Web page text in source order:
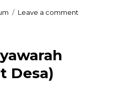
Leave a comment
Desa)